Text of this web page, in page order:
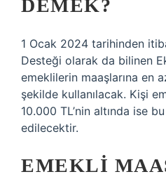
DEMEK?
1 Ocak 2024 tarihinden
Desteği olarak da bilinen
emeklilerin maaşlarına en
şekilde kullanılacak. Kişi
10.000 TL’nin altında ise
edilecektir.
EMEKLI